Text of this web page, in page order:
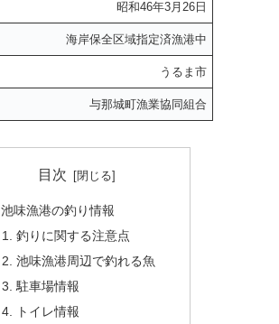
昭和46年3月26日
海岸保全区域指定済漁港中
うるま市
与那城町漁業協同組合
目次
池味漁港の釣り情報
釣りに関する注意点
池味漁港周辺で釣れる魚
駐車場情報
トイレ情報